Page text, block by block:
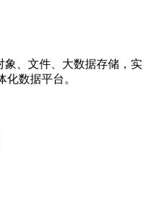
象、文件、大数据存储，实
数据平台。